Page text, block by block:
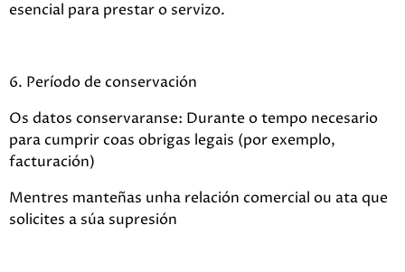
esencial para prestar o servizo.
6. Período de conservación
Os datos conservaranse: Durante o tempo necesario
para cumprir coas obrigas legais (por exemplo,
facturación)
Mentres manteñas unha relación comercial ou ata que
solicites a súa supresión